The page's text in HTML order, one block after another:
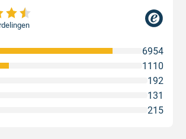
215
131
192
1110
6954